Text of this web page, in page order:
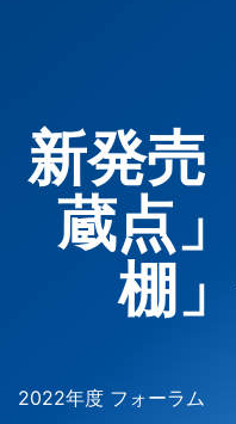
ー
新発売
蔵点
棚
2022年度 フォーラム